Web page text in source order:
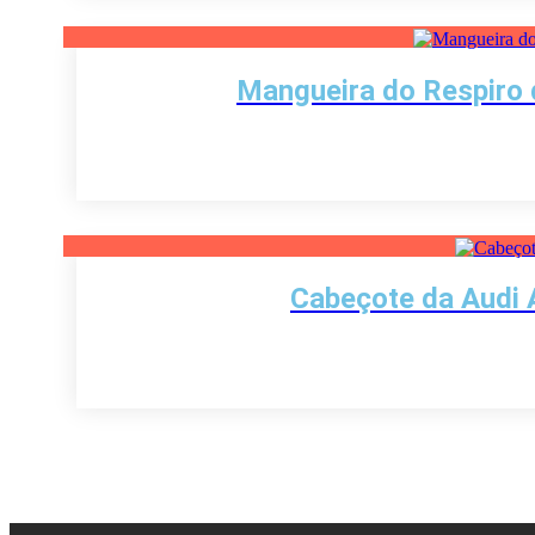
Mangueira do
Cabeçote da Audi